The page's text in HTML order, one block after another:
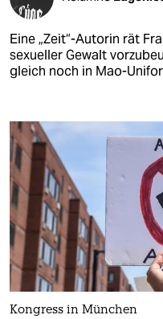
Eine „Zeit“-Autorin rät
sexueller Gewalt
gleich noch in Mao-
Kongress in München